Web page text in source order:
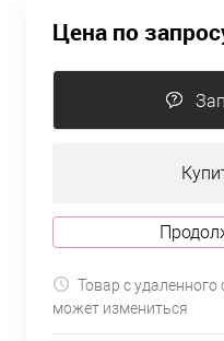
Цена по
Товар с удаленного
может измениться